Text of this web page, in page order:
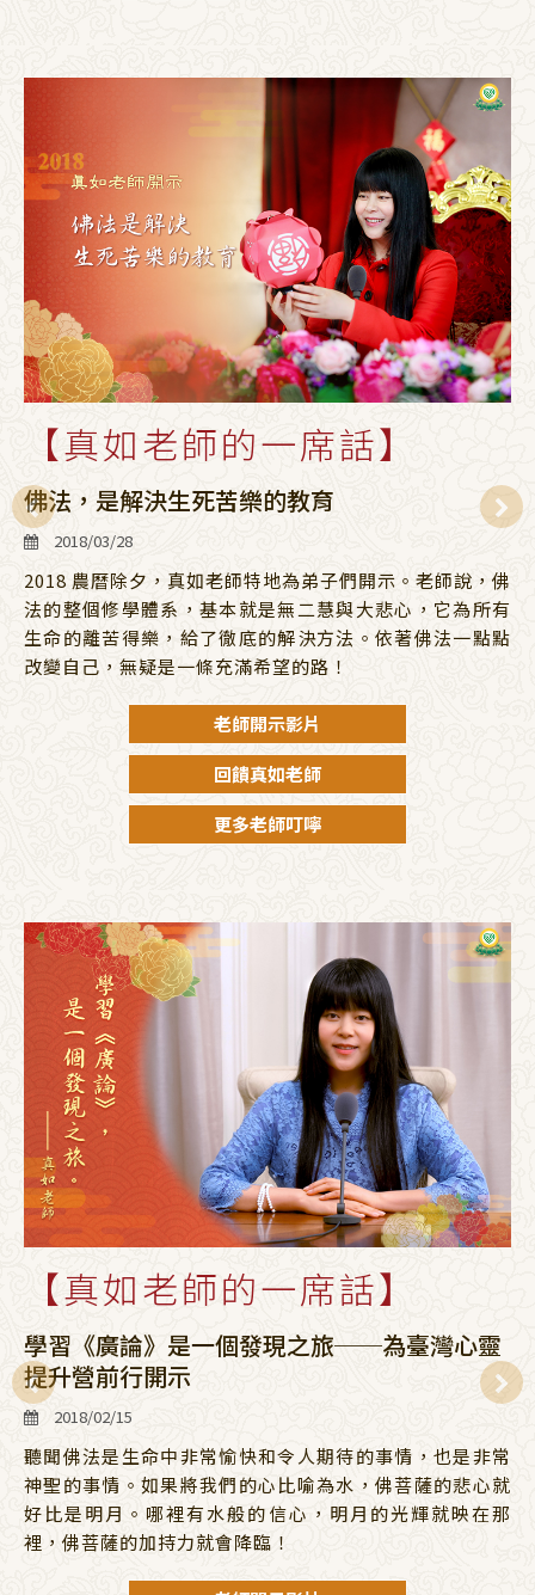
【真如老師的一席話】
佛法，是解決生死苦樂的教育
2018/03/28
2018 農曆除夕，真如老師特地為弟子們開示。老師說，佛
法的整個修學體系，基本就是無二慧與大悲心，它為所有
生命的離苦得樂，給了徹底的解決方法。依著佛法一點點
改變自己，無疑是一條充滿希望的路！
老師開示影片
回饋真如老師
更多老師叮嚀
【真如老師的一席話】
學習《廣論》是一個發現之旅──為臺灣心靈
提升營前行開示
2018/02/15
聽聞佛法是生命中非常愉快和令人期待的事情，也是非常
神聖的事情。如果將我們的心比喻為水，佛菩薩的悲心就
好比是明月。哪裡有水般的信心，明月的光輝就映在那
裡，佛菩薩的加持力就會降臨！